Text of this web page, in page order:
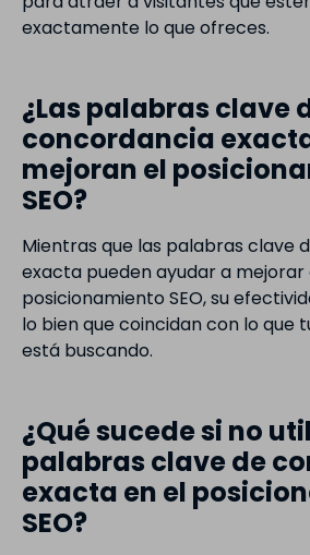
exactamente lo que ofreces.
¿Las palabras clave
concordancia
mejoran el
SEO?
Mientras que las palabras clave
exacta pueden ayudar a mejorar
posicionamiento SEO, su
lo bien que coincidan con lo que
está buscando.
¿Qué sucede si no
palabras clave de
exacta en el
SEO?